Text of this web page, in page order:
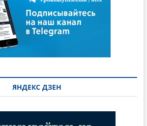
ЯНДЕКС ДЗЕН